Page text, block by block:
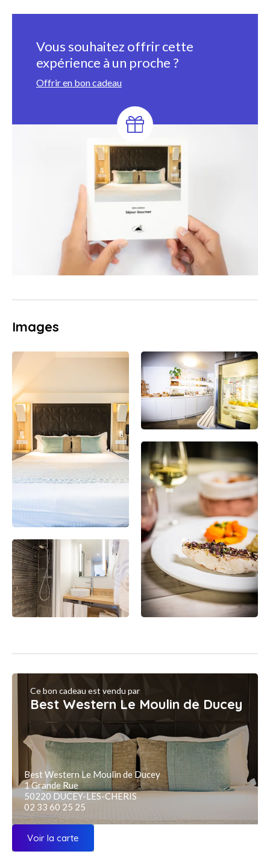
Vous souhaitez offrir cette
expérience à un proche ?
Offrir en bon cadeau
Images
Ce bon cadeau est vendu par
Best Western Le Moulin de Ducey
Best Western Le Moulin de Ducey
1 Grande Rue
50220 DUCEY-LES-CHERIS
02 33 60 25 25
Voir la carte